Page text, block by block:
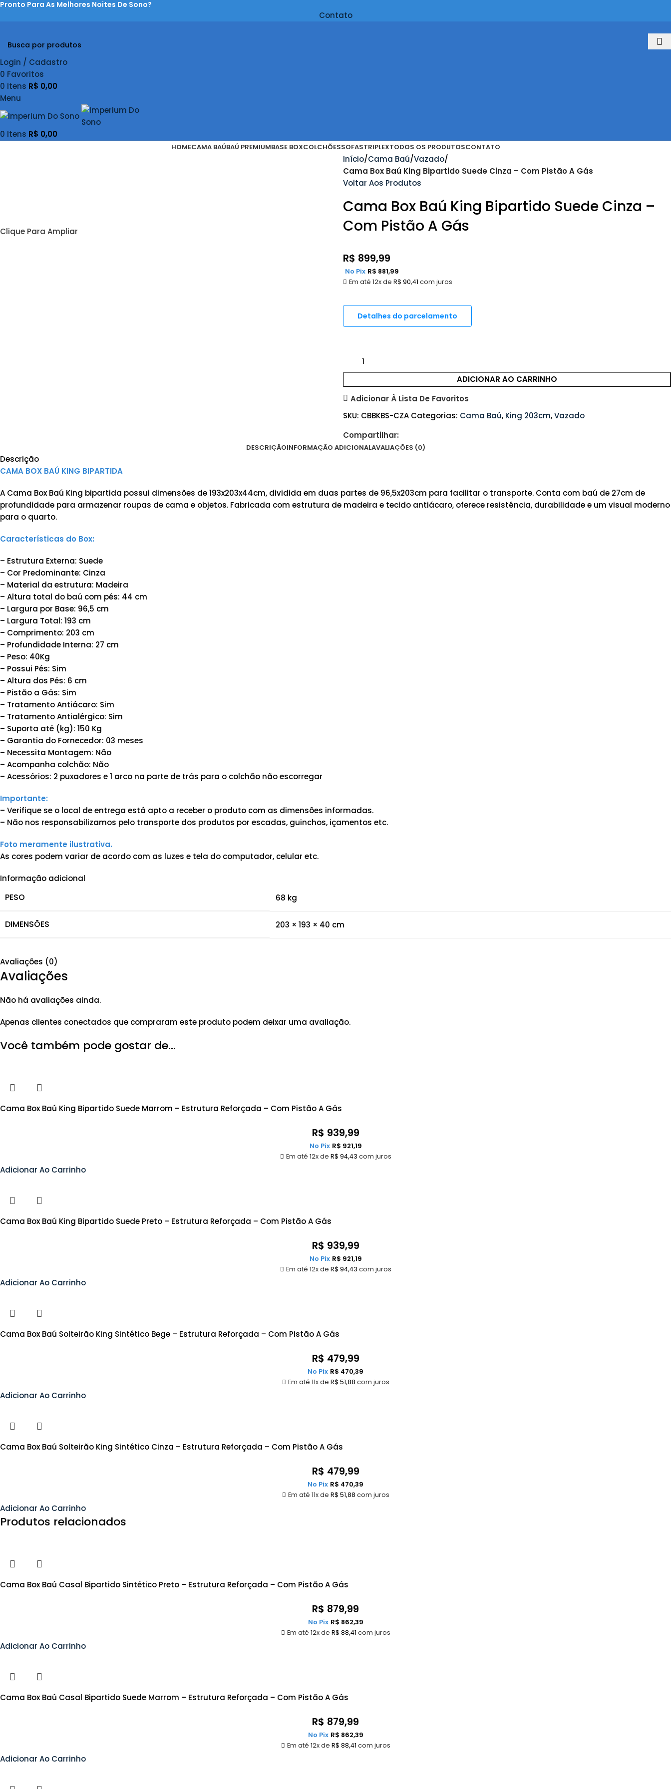
Pronto Para As Melhores Noites De Sono?
Contato
Login / Cadastro
0 Favoritos
0 Itens R$ 0,00
Menu
0 Itens R$ 0,00
HOMECAMA BAÚBAÚ PREMIUMBASE BOXCOLCHÕESSOFASTRIPLEXTODOS OS PRODUTOSCONTATO
Clique Para Ampliar
Início Cama Baú Vazado
Cama Box Baú King Bipartido Suede Cinza – Com Pistão A Gás
Voltar Aos Produtos
Cama Box Baú King Bipartido Suede Cinza –
Com Pistão A Gás
R$ 899,99
Em até 12x de R$ 90,41 com juros
No Pix R$ 881,99
Detalhes do parcelamento
ADICIONAR AO CARRINHO
Adicionar À Lista De Favoritos
SKU: CBBKBS-CZA Categorias: Cama Baú, King 203cm,Vazado
Compartilhar:
DESCRIÇÃOINFORMAÇÃO ADICIONALAVALIAÇÕES (0)
Descrição
CAMA BOX BAÚ KING BIPARTIDA
A Cama Box Baú King bipartida possui dimensões de 193x203x44cm, dividida em duas partes de 96,5x203cm para facilitar o transporte. Conta com baú de 27cm de
profundidade para armazenar roupas de cama e objetos. Fabricada com estrutura de madeira e tecido antiácaro, oferece resistência, durabilidade e um visual moderno
para o quarto.
Características do Box:
– Estrutura Externa: Suede
– Cor Predominante: Cinza
– Material da estrutura: Madeira
– Altura total do baú com pés: 44 cm
– Largura por Base: 96,5 cm
– Largura Total: 193 cm
– Comprimento: 203 cm
– Profundidade Interna: 27 cm
– Peso: 40Kg
– Possui Pés: Sim
– Altura dos Pés: 6 cm
– Pistão a Gás: Sim
– Tratamento Antiácaro: Sim
– Tratamento Antialérgico: Sim
– Suporta até (kg): 150 Kg
– Garantia do Fornecedor: 03 meses
– Necessita Montagem: Não
– Acompanha colchão: Não
– Acessórios: 2 puxadores e 1 arco na parte de trás para o colchão não escorregar
Importante:
– Verifique se o local de entrega está apto a receber o produto com as dimensões informadas.
– Não nos responsabilizamos pelo transporte dos produtos por escadas, guinchos, içamentos etc.
Foto meramente ilustrativa.
As cores podem variar de acordo com as luzes e tela do computador, celular etc.
Informação adicional
PESO 68 kg
DIMENSÕES 203 × 193 × 40 cm
Avaliações (0)
Avaliações
Não há avaliações ainda.
Apenas clientes conectados que compraram este produto podem deixar uma avaliação.
Você também pode gostar de…
Cama Box Baú King Bipartido Suede Marrom – Estrutura Reforçada – Com Pistão A Gás
R$ 939,99
Em até 12x de R$ 94,43 com juros
No Pix R$ 921,19
Adicionar Ao Carrinho
Cama Box Baú King Bipartido Suede Preto – Estrutura Reforçada – Com Pistão A Gás
R$ 939,99
Em até 12x de R$ 94,43 com juros
No Pix R$ 921,19
Adicionar Ao Carrinho
Cama Box Baú Solteirão King Sintético Bege – Estrutura Reforçada – Com Pistão A Gás
R$ 479,99
Em até 11x de R$ 51,88 com juros
No Pix R$ 470,39
Adicionar Ao Carrinho
Cama Box Baú Solteirão King Sintético Cinza – Estrutura Reforçada – Com Pistão A Gás
R$ 479,99
Em até 11x de R$ 51,88 com juros
No Pix R$ 470,39
Adicionar Ao Carrinho
Produtos relacionados
Cama Box Baú Casal Bipartido Sintético Preto – Estrutura Reforçada – Com Pistão A Gás
R$ 879,99
Em até 12x de R$ 88,41 com juros
No Pix R$ 862,39
Adicionar Ao Carrinho
Cama Box Baú Casal Bipartido Suede Marrom – Estrutura Reforçada – Com Pistão A Gás
R$ 879,99
Em até 12x de R$ 88,41 com juros
No Pix R$ 862,39
Adicionar Ao Carrinho